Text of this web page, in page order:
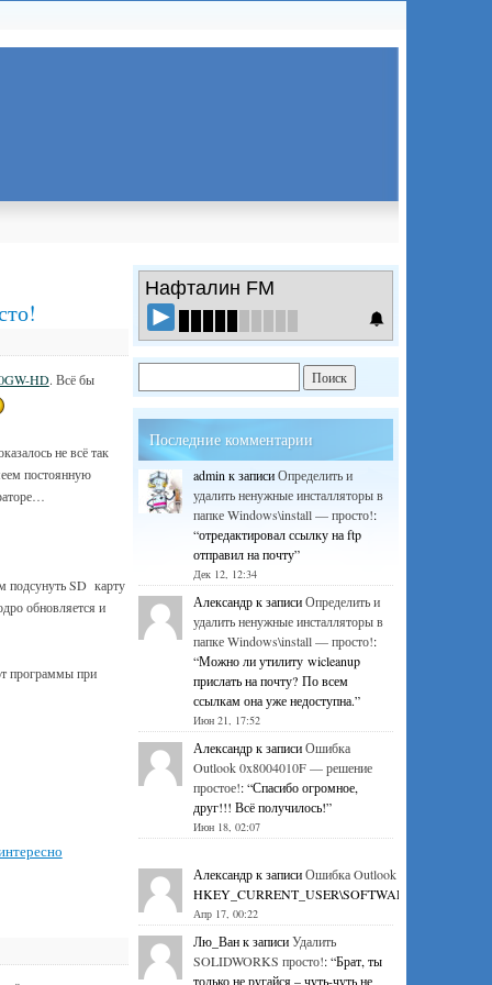
HD. Всё бы
не всё так
постоянную
подсунуть SD карту
обновляется и
программы при
Нафталин FM
Последние комментарии
admin к записиОпределить и
удалить ненужные инсталляторы в
папке Windows\install — просто!:
“отредактировал ссылку на ftp
отправил на почту”
Дек 12, 12:34
Александрк записиОпределить и
удалить ненужные инсталляторы в
папке Windows\install — просто!:
“Можно ли утилиту wicleanup
прислать на почту? По всем
ссылкам она уже недоступна.”
Июн 21, 17:52
Александрк записиОшибка
Outlook 0x8004010F — решение
простое!: “Спасибо огромное,
друг!!! Всё получилось!”
Июн 18, 02:07
Александрк записиОшибка Outlook 0x8004010F —
Апр 17, 00:22
Лю_Ванк записиУдалить
SOLIDWORKS просто!: “Брат, ты
только не ругайся – чуть-чуть не